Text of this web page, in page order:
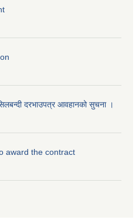
दरभाउपत्र आवहानको सुचना ।
award the contract